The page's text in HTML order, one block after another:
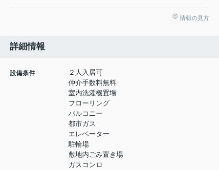
情報の見方
詳細情報
設備条件
２人入居可
仲介手数料無料
室内洗濯機置場
フローリング
バルコニー
都市ガス
エレベーター
駐輪場
敷地内ごみ置き場
ガスコンロ